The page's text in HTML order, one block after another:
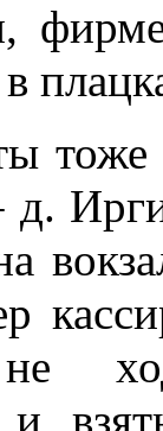
тоже
д.
и